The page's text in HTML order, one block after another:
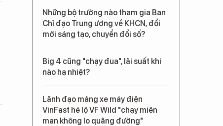
Những bộ trưởng nào tham gia Ban
Chỉ đạo Trung ương về KHCN, đổi
mới sáng tạo, chuyển đổi số?
Big 4 cũng "chạy đua", lãi suất khi
nào hạ nhiệt?
Lãnh đạo mảng xe máy điện
VinFast hé lộ VF Wild "chạy miên
man không lo quãng đường"